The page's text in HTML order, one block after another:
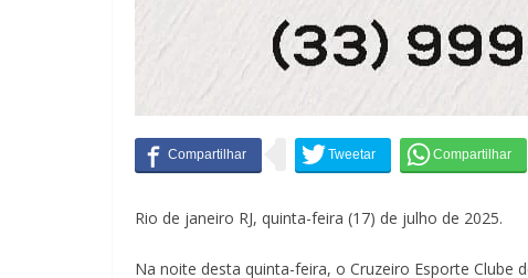
Rio de janeiro RJ, quinta-feira (17) de julho de 2025.
Na noite desta quinta-feira, o Cruzeiro Esporte Clube